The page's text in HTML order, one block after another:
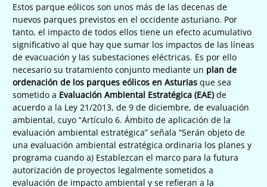
Estos parque eólicos son unos más de las decenas de
nuevos parques previstos en el occidente asturiano. Por
tanto, el impacto de todos ellos tiene un efecto acumulativo
significativo al que hay que sumar los impactos de las líneas
de evacuación y las subestaciones eléctricas. Es por ello
necesario su tratamiento conjunto mediante un plan de
ordenación de los parques eólicos en Asturias que sea
sometido a Evaluación Ambiental Estratégica (EAE) de
acuerdo a la Ley 21/2013, de 9 de diciembre, de evaluación
ambiental, cuyo “Artículo 6. Ámbito de aplicación de la
evaluación ambiental estratégica” señala “Serán objeto de
una evaluación ambiental estratégica ordinaria los planes y
programa cuando a) Establezcan el marco para la futura
autorización de proyectos legalmente sometidos a
evaluación de impacto ambiental y se refieran a la